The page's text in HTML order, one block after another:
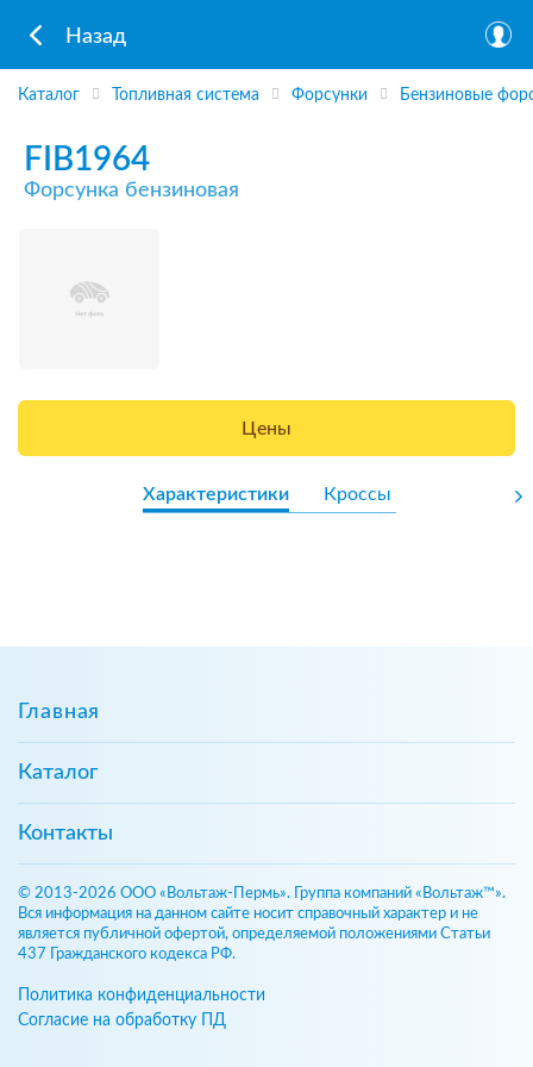
Назад
Каталог Топливная система Форсунки Бензиновые
FIB1964
Форсунка бензиновая
Цены
Характеристики Кроссы
Главная
Каталог
Контакты
© 2013-2026 ООО «Вольтаж-Пермь». Группа компаний «Вольтаж™».
Вся информация на данном сайте носит справочный характер и не
является публичной офертой, определяемой положениями Статьи
437 Гражданского кодекса РФ.
Политика конфиденциальности
Согласие на обработку ПД